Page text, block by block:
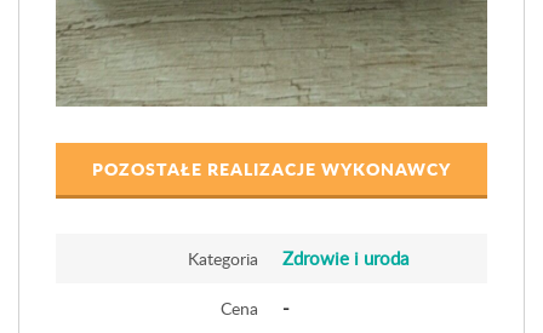
POZOSTAŁE REALIZACJE WYKONAWCY
Kategoria Zdrowie i uroda
Cena -